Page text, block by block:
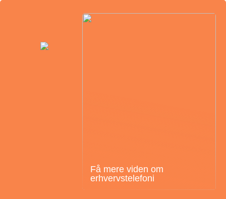
Få mere viden om
erhvervstelefoni